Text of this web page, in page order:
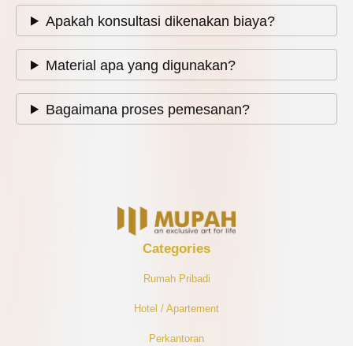
Apakah konsultasi dikenakan biaya?
Material apa yang digunakan?
Bagaimana proses pemesanan?
Categories
RUmah Pribadi
HOtel / Apartement
Perkantoran